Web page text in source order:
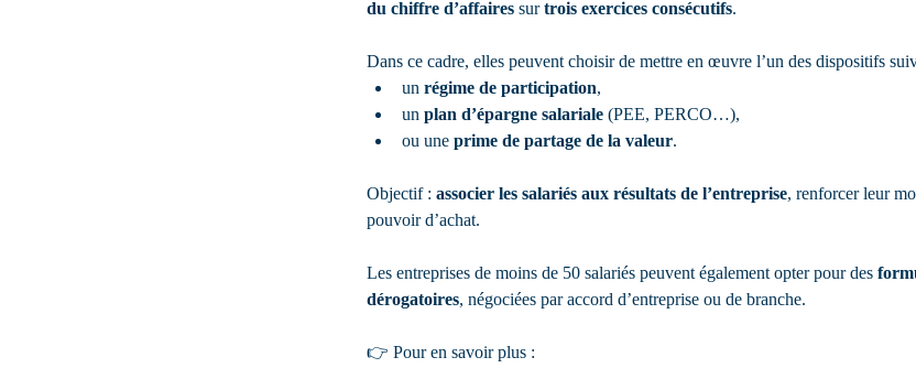
du chiffre d’affaires sur trois exercices consécutifs.
Dans ce cadre, elles peuvent choisir de mettre en œuvre l’un des dispositifs
un régime de participation,
un plan d’épargne salariale (PEE, PERCO…),
ou une prime de partage de la valeur.
Objectif : associer les salariés aux résultats de l’entreprise, renforcer leur
pouvoir d’achat.
Les entreprises de moins de 50 salariés peuvent également opter pour des
dérogatoires, négociées par accord d’entreprise ou de branche.
👉 Pour en savoir plus :